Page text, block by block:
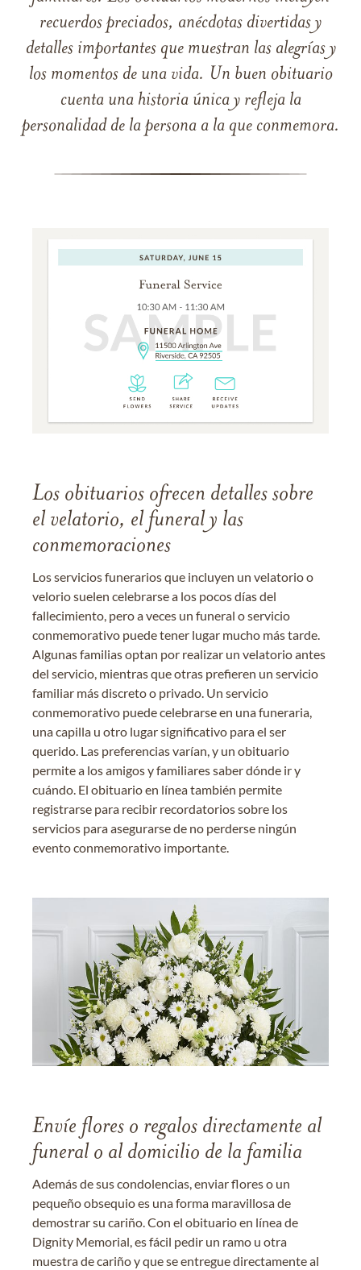
recuerdos preciados, anécdotas divertidas y
detalles importantes que muestran las alegrías y
los momentos de una vida. Un buen obituario
cuenta una historia única y refleja la
personalidad de la persona a la que conmemora.
Los obituarios ofrecen detalles sobre
el velatorio, el funeral y las
conmemoraciones
Los servicios funerarios que incluyen un velatorio o
velorio suelen celebrarse a los pocos días del
fallecimiento, pero a veces un funeral o servicio
conmemorativo puede tener lugar mucho más tarde.
Algunas familias optan por realizar un velatorio antes
del servicio, mientras que otras prefieren un servicio
familiar más discreto o privado. Un servicio
conmemorativo puede celebrarse en una funeraria,
una capilla u otro lugar significativo para el ser
querido. Las preferencias varían, y un obituario
permite a los amigos y familiares saber dónde ir y
cuándo. El obituario en línea también permite
registrarse para recibir recordatorios sobre los
servicios para asegurarse de no perderse ningún
evento conmemorativo importante.
Envíe flores o regalos directamente al
funeral o al domicilio de la familia
Además de sus condolencias, enviar flores o un
pequeño obsequio es una forma maravillosa de
demostrar su cariño. Con el obituario en línea de
Dignity Memorial, es fácil pedir un ramo u otra
muestra de cariño y que se entregue directamente al